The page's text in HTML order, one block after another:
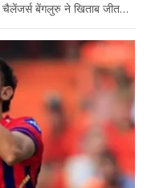
चैलेंजर्स बेंगलुरु ने खिताब जीत…